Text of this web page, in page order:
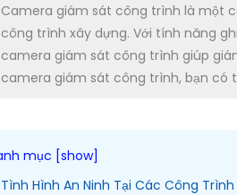
Camera giám sát công trình là một
công trình xây dựng. Với tính năng
camera giám sát công trình giúp
camera giám sát công trình, bạn có
Tình Hình An Ninh Tại Các Công Trình